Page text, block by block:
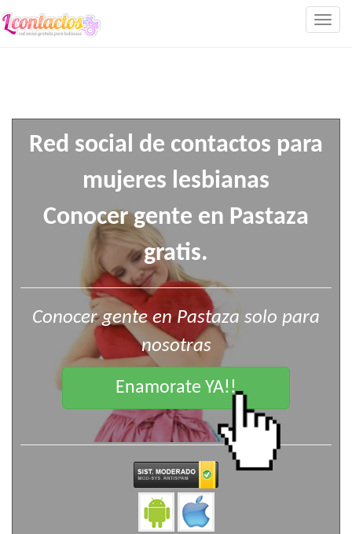
Red social de contactos para
mujeres lesbianas
Conocer gente en Pastaza
gratis.
Conocer gente en Pastaza solo para
nosotras
Enamorate YA!!